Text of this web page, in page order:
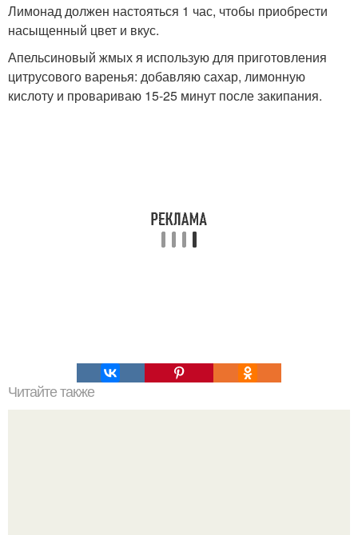
Лимонад должен настояться 1 час, чтобы приобрести
насыщенный цвет и вкус.
Апельсиновый жмых я использую для приготовления
цитрусового варенья: добавляю сахар, лимонную
кислоту и провариваю 15-25 минут после закипания.
Читайте также